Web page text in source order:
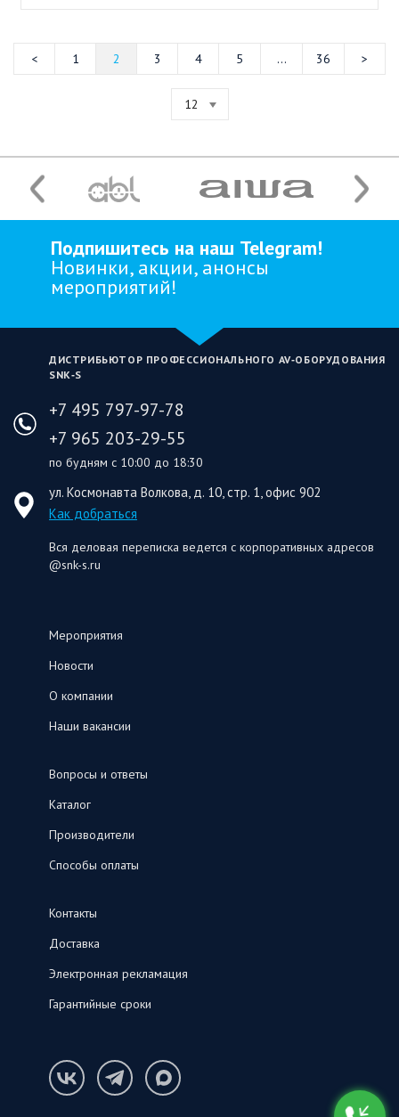
1 2 3 4 5 ... 36
12
Подпишитесь на наш Telegram!
Новинки, акции, анонсы
мероприятий!
ДИСТРИБЬЮТОР ПРОФЕССИОНАЛЬНОГО AV‑ОБОРУДОВАНИЯ
SNK‑S
+7 495 797-97-78
+7 965 203-29-55
по будням с 10:00 до 18:30
ул. Космонавта Волкова, д. 10, стр. 1, офис 902
Как добраться
Вся деловая переписка ведется с корпоративных адресов
@snk-s.ru
Мероприятия
Новости
О компании
Наши вакансии
Вопросы и ответы
Каталог
Производители
Способы оплаты
Контакты
Доставка
Электронная рекламация
Гарантийные сроки